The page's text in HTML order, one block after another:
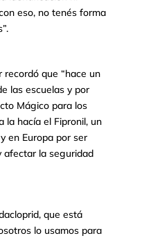
eso, no tenés forma
recordó que “hace un
las escuelas y por
Mágico para los
la hacía el Fipronil, un
en Europa por ser
afectar la seguridad
que está
lo usamos para